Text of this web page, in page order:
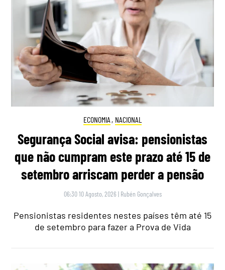
ECONOMIA , NACIONAL
Segurança Social avisa: pensionistas
que não cumpram este prazo até 15 de
setembro arriscam perder a pensão
06:30 10 Agosto, 2026 | Rubén Gonçalves
Pensionistas residentes nestes países têm até 15
de setembro para fazer a Prova de Vida